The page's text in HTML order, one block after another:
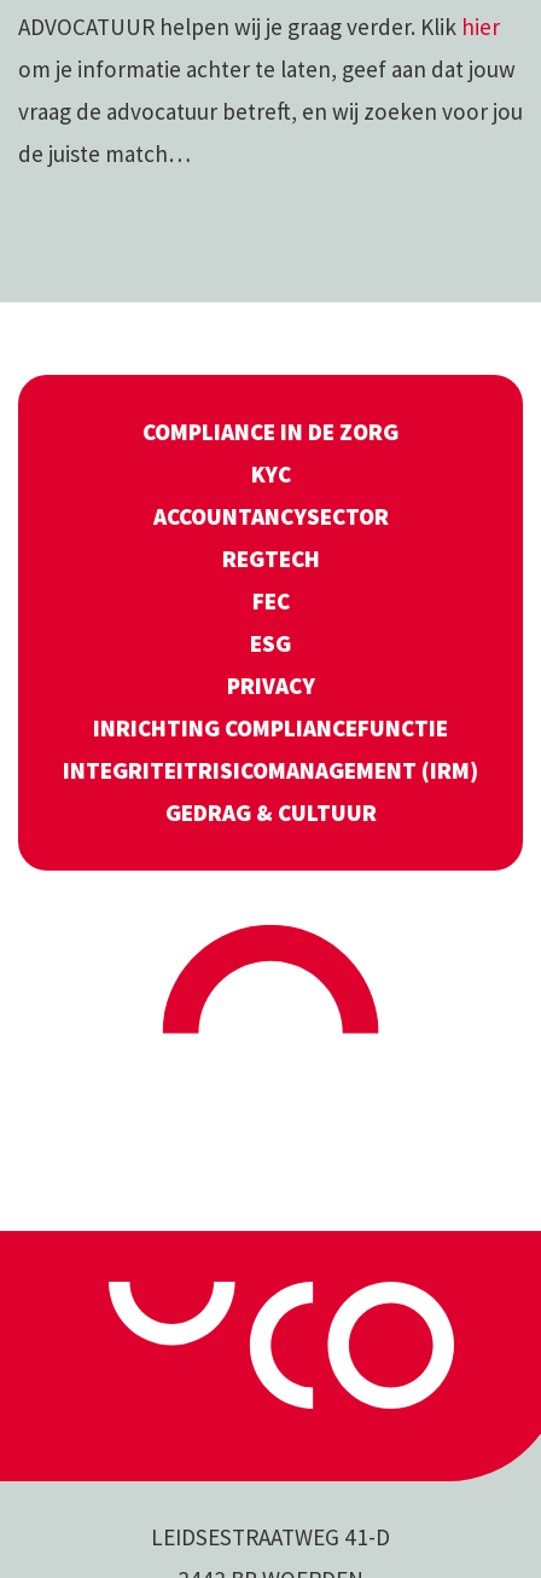
ADVOCATUUR helpen wij je graag verder. Klik hier
om je informatie achter te laten, geef aan dat jouw
vraag de advocatuur betreft, en wij zoeken voor jou
de juiste match…
COMPLIANCE IN DE ZORG
KYC
ACCOUNTANCYSECTOR
REGTECH
FEC
ESG
PRIVACY
INRICHTING COMPLIANCEFUNCTIE
INTEGRITEITRISICOMANAGEMENT (IRM)
GEDRAG & CULTUUR
LEIDSESTRAATWEG 41-D